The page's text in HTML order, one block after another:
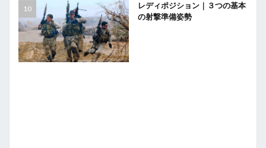
レディポジション｜３つの基本
の射撃準備姿勢